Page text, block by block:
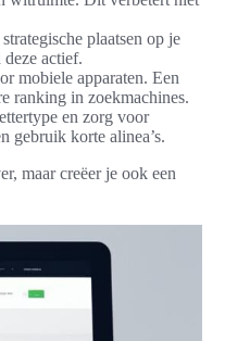
plaatsen op je
actief.
mobiele apparaten. Een
ranking in zoekmachines.
en zorg voor
gebruik korte alinea’s.
maar creëer je ook een